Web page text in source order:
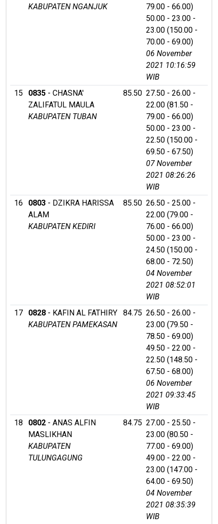
KABUPATEN NGANJUK
79.00 - 66.00)
50.00 - 23.00 -
23.00 (150.00 -
70.00 - 69.00)
06 November
2021 10:16:59
WIB
15
0835 - CHASNA'
ZALIFATUL MAULA
KABUPATEN TUBAN
85.50 27.50 - 26.00 -
22.00 (81.50 -
79.00 - 66.00)
50.00 - 23.00 -
22.50 (150.00 -
69.50 - 67.50)
07 November
2021 08:26:26
WIB
16
0803 - DZIKRA HARISSA
ALAM
KABUPATEN KEDIRI
85.50 26.50 - 25.00 -
22.00 (79.00 -
76.00 - 66.00)
50.00 - 23.00 -
24.50 (150.00 -
68.00 - 72.50)
04 November
2021 08:52:01
WIB
17
0828 - KAFIN AL FATHIRY
KABUPATEN PAMEKASAN
84.75 26.50 - 26.00 -
23.00 (79.50 -
78.50 - 69.00)
49.50 - 22.00 -
22.50 (148.50 -
67.50 - 68.00)
06 November
2021 09:33:45
WIB
18
0802 - ANAS ALFIN
MASLIKHAN
KABUPATEN
TULUNGAGUNG
84.75 27.00 - 25.50 -
23.00 (80.50 -
77.00 - 69.00)
49.00 - 22.00 -
23.00 (147.00 -
64.00 - 69.50)
04 November
2021 08:35:39
WIB